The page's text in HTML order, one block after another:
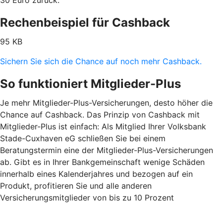
Rechenbeispiel für Cashback
95 KB
Sichern Sie sich die Chance auf noch mehr Cashback.
So funktioniert Mitglieder-Plus
Je mehr Mitglieder-Plus-Versicherungen, desto höher die
Chance auf Cashback. Das Prinzip von Cashback mit
Mitglieder-Plus ist einfach: Als Mitglied Ihrer Volksbank
Stade-Cuxhaven eG schließen Sie bei einem
Beratungstermin eine der Mitglieder-Plus-Versicherungen
ab. Gibt es in Ihrer Bankgemeinschaft wenige Schäden
innerhalb eines Kalenderjahres und bezogen auf ein
Produkt, profitieren Sie und alle anderen
Versicherungsmitglieder von bis zu 10 Prozent